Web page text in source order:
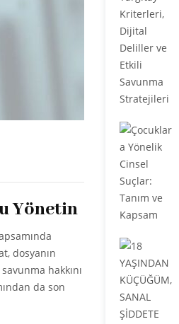
Yönetin
dosyanın
hakkını
da son